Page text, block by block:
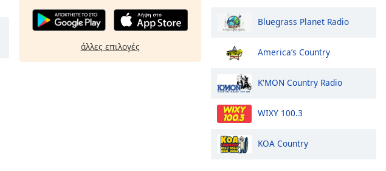
άλλες επιλογές
Bluegrass Planet Radio
America’s Country
K'MON Country Radio
WIXY 100.3
KOA Country